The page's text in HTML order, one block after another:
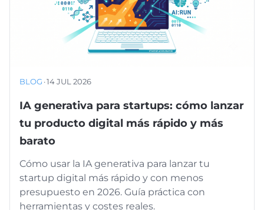
BLOG ·14 JUL 2026
IA generativa para startups: cómo lanzar
tu producto digital más rápido y más
barato
Cómo usar la IA generativa para lanzar tu
startup digital más rápido y con menos
presupuesto en 2026. Guía práctica con
herramientas y costes reales.